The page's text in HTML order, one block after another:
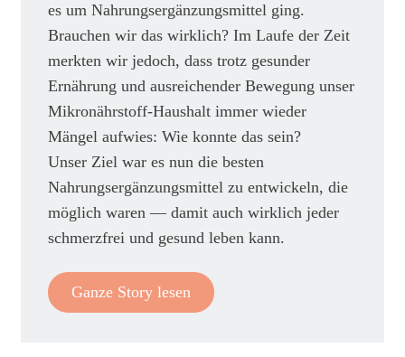
es um Nahrungsergänzungsmittel ging.
Brauchen wir das wirklich? Im Laufe der Zeit
merkten wir jedoch, dass trotz gesunder
Ernährung und ausreichender Bewegung unser
Mikronährstoff-Haushalt immer wieder
Mängel aufwies: Wie konnte das sein?
Unser Ziel war es nun die besten
Nahrungsergänzungsmittel zu entwickeln, die
möglich waren — damit auch wirklich jeder
schmerzfrei und gesund leben kann.
Ganze Story lesen